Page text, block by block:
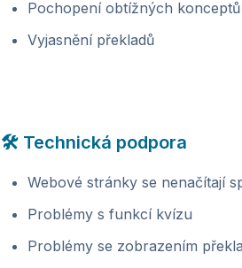
Pochopení obtížných konceptů
Vyjasnění překladů
🛠️ Technická podpora
Webové stránky se nenačítají
Problémy s funkcí kvízu
Problémy se zobrazením